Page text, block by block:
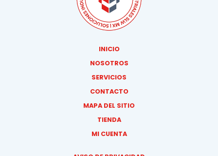
INICIO
NOSOTROS
SERVICIOS
CONTACTO
MAPA DEL SITIO
TIENDA
MI CUENTA